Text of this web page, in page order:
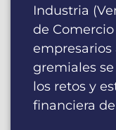
Industria
de Comercio
empresarios
gremiales
los retos y
financiera